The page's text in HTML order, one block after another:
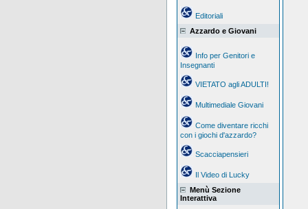
Editoriali
Azzardo e Giovani
Info per Genitori e
Insegnanti
VIETATO agli ADULTI!
Multimediale Giovani
Come diventare ricchi
con i giochi d'azzardo?
Scacciapensieri
Il Video di Lucky
Menù Sezione
Interattiva